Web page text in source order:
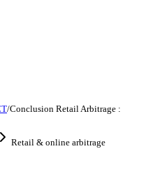
/Conclusion Retail Arbitrage :
Retail & online arbitrage